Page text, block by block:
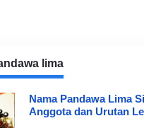
lima
Nama Pandawa Lima
Anggota dan Urutan